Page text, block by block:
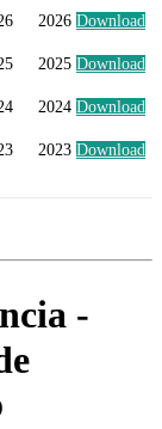
2026 Download
2025 Download
2024 Download
2023 Download
-